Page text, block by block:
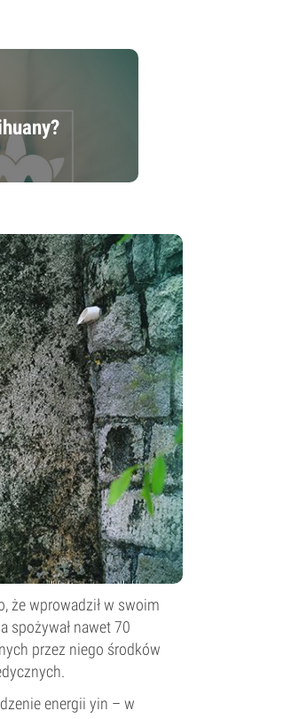
że wprowadził w swoim
spożywał nawet 70
przez niego środków
energii yin – w